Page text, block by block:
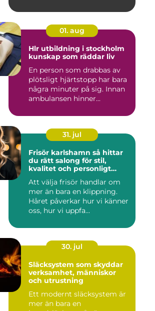
01. aug
Hlr utbildning i stockholm
kunskap som räddar liv
En person som drabbas av
plötsligt hjärtstopp har bara
några minuter på sig. Innan
ambulansen hinner...
31. jul
Frisör karlshamn så hittar
du rätt salong för stil,
kvalitet och personligt
Att välja frisör handlar om
mer än bara en klippning.
Håret påverkar hur vi känner
oss, hur vi uppfa...
30. jul
Släcksystem som skyddar
verksamhet, människor
och utrustning
Ett modernt släcksystem är
mer än bara en